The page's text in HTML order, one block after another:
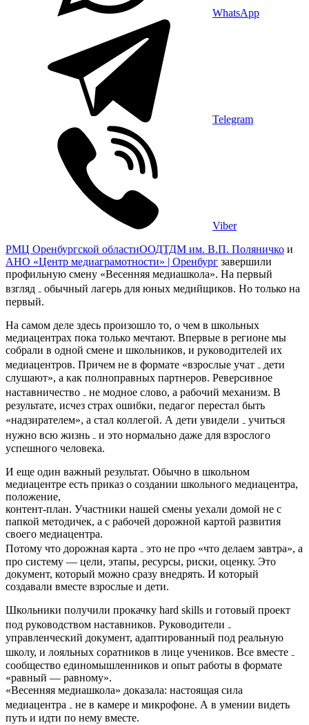
WhatsApp
Telegram
Viber
РМЦ Оренбургской областиООДТДМ им. В.П. Поляничко и
АНО «Центр медиаграмотности» | Оренбург завершили
профильную смену «Весенняя медиашкола». На первый
взгляд ₋ обычный лагерь для юных медийщиков. Но только на
первый.
На самом деле здесь произошло то, о чем в школьных
медиацентрах пока только мечтают. Впервые в регионе мы
собрали в одной смене и школьников, и руководителей их
медиацентров. Причем не в формате «взрослые учат ₋ дети
слушают», а как полноправных партнеров. Реверсивное
наставничество ₋ не модное слово, а рабочий механизм. В
результате, исчез страх ошибки, педагог перестал быть
«надзирателем», а стал коллегой. А дети увидели ₋ учиться
нужно всю жизнь ₋ и это нормально даже для взрослого
успешного человека.
И еще один важный результат. Обычно в школьном
медиацентре есть приказ о создании школьного медиацентра,
положение,
контент-план. Участники нашей смены уехали домой не с
папкой методичек, а с рабочей дорожной картой развития
своего медиацентра.
Потому что дорожная карта ₋ это не про «что делаем завтра», а
про систему — цели, этапы, ресурсы, риски, оценку. Это
документ, который можно сразу внедрять. И который
создавали вместе взрослые и дети.
Школьники получили прокачку hard skills и готовый проект
под руководством наставников. Руководители ₋
управленческий документ, адаптированный под реальную
школу, и лояльных соратников в лице учеников. Все вместе ₋
сообщество единомышленников и опыт работы в формате
«равный — равному».
«Весенняя медиашкола» доказала: настоящая сила
медиацентра ₋ не в камере и микрофоне. А в умении видеть
путь и идти по нему вместе.